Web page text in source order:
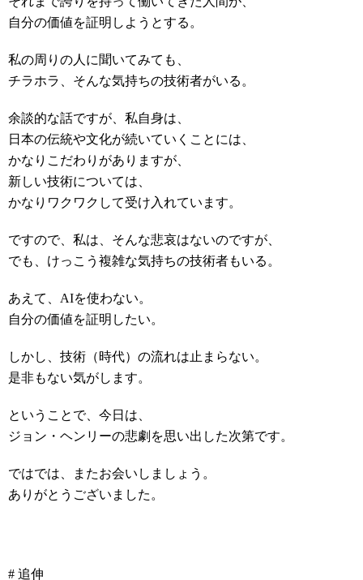
自分の価値を証明しようとする。
私の周りの人に聞いてみても、
チラホラ、そんな気持ちの技術者がいる。
余談的な話ですが、私自身は、
日本の伝統や文化が続いていくことには、
かなりこだわりがありますが、
新しい技術については、
かなりワクワクして受け入れています。
ですので、私は、そんな悲哀はないのですが、
でも、けっこう複雑な気持ちの技術者もいる。
あえて、AIを使わない。
自分の価値を証明したい。
しかし、技術（時代）の流れは止まらない。
是非もない気がします。
ということで、今日は、
ジョン・ヘンリーの悲劇を思い出した次第です。
ではでは、またお会いしましょう。
ありがとうございました。
# 追伸